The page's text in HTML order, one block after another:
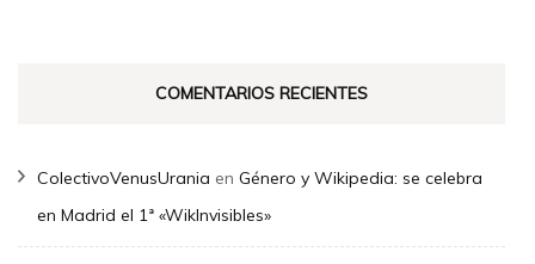
COMENTARIOS RECIENTES
ColectivoVenusUrania en Género y Wikipedia: se celebra
en Madrid el 1ª «WikInvisibles»